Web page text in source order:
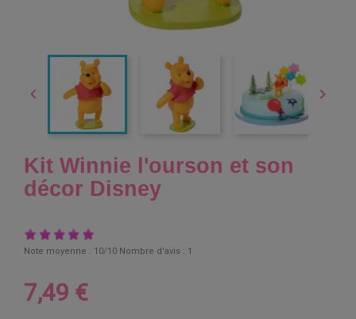
 
Kit Winnie l'ourson et son
décor Disney
Note moyenne : 10/10 Nombre d'avis : 1
7,49 €